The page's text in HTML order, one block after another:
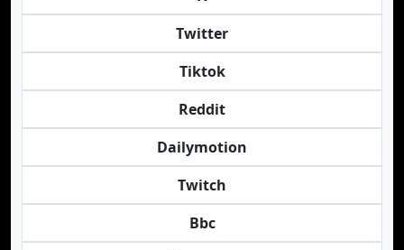
Twitter
Tiktok
Reddit
Dailymotion
Twitch
Bbc